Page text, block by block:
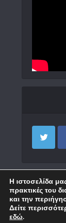
Η ιστοσελίδα
πρακτικές του
και την
Δείτε
εδώ.